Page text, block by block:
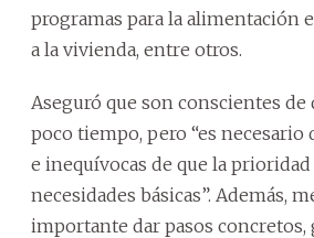
programas para la alimentación
a la vivienda, entre otros.
Aseguró que son conscientes de
poco tiempo, pero “es necesario
e inequívocas de que la prioridad
necesidades básicas”. Además,
importante dar pasos concretos,